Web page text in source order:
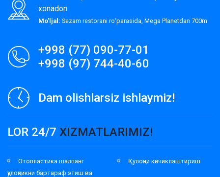
xonadon
Mo'ljal: Sezam restorani roʻparasida, Mega Planetdan 700m
+998 (77) 090-77-01
+998 (97) 744-40-60
Dam olishlarsiz ishlaymiz!
LOR 24/7 XIZMATLARIMIZ!
Отопластика шалпанг
қулоқликни бартараф этиш ва
Қулоқни кичиклаштириш